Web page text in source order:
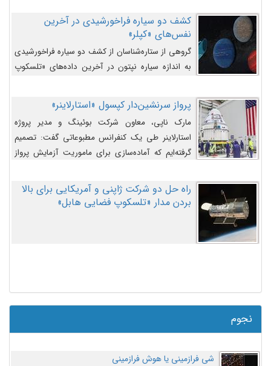
کشف دو سیاره فراخورشیدی در آخرین
نفس‌های «کپلر»
گروهی از ستاره‌شناسان از کشف دو سیاره فراخورشیدی
به اندازه سیاره نپتون در آخرین داده‌های «تلسکوپ
پرواز سرنشین‌دار کپسول «استارلاینر»
مارک ناپی، معاون شرکت بوئینگ و مدیر پروژه
استارلاینر طی یک کنفرانس مطبوعاتی گفت: تصمیم
گرفته‌ایم که آماده‌سازی برای ماموریت آزمایش پرواز
اصلاح کنیم.
راه حل دو شرکت ژاپنی و آمریکایی برای بالا
بردن مدار «تلسکوپ فضایی هابل»
نجوم
شی فرازمینی یا هوش فرازمینی